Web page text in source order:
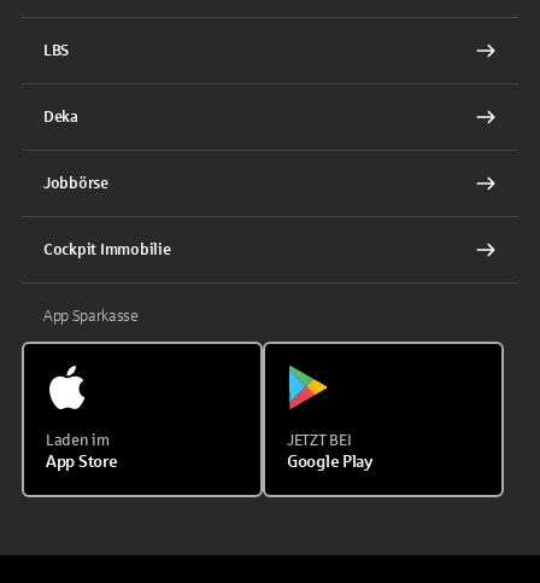
LBS
Deka
Jobbörse
Cockpit Immobilie
App Sparkasse
Laden im
App Store
JETZT BEI
Google Play